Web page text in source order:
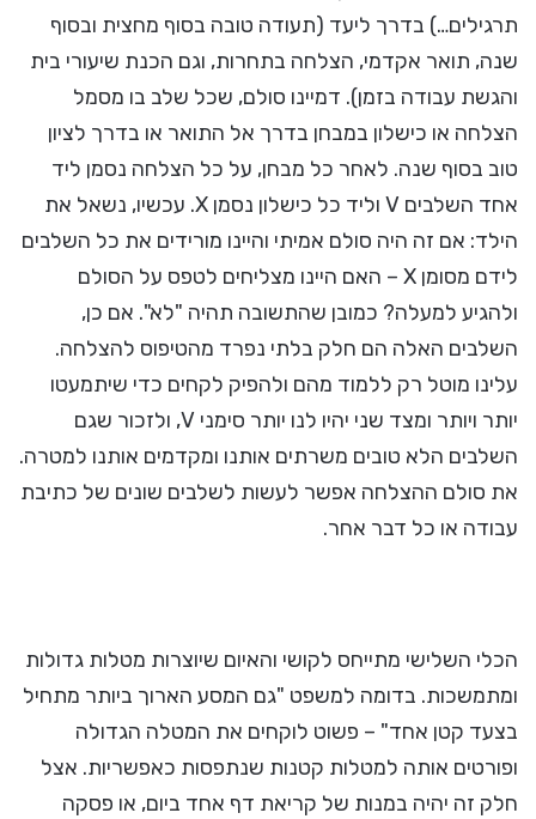
תרגילים…) בדרך ליעד (תעודה טובה בסוף מחצית ובסוף
שנה, תואר אקדמי, הצלחה בתחרות, וגם הכנת שיעורי בית
והגשת עבודה בזמן). דמיינו סולם, שכל שלב בו מסמל
הצלחה או כישלון במבחן בדרך אל התואר או בדרך לציון
טוב בסוף שנה. לאחר כל מבחן, על כל הצלחה נסמן ליד
אחד השלבים V וליד כל כישלון נסמן X. עכשיו, נשאל את
הילד: אם זה היה סולם אמיתי והיינו מורידים את כל השלבים
לידם מסומן X – האם היינו מצליחים לטפס על הסולם
ולהגיע למעלה? כמובן שהתשובה תהיה "לא". אם כן,
השלבים האלה הם חלק בלתי נפרד מהטיפוס להצלחה.
עלינו מוטל רק ללמוד מהם ולהפיק לקחים כדי שיתמעטו
יותר ויותר ומצד שני יהיו לנו יותר סימני V, ולזכור שגם
השלבים הלא טובים משרתים אותנו ומקדמים אותנו למטרה.
את סולם ההצלחה אפשר לעשות לשלבים שונים של כתיבת
עבודה או כל דבר אחר.
הכלי השלישי מתייחס לקושי והאיום שיוצרות מטלות גדולות
ומתמשכות. בדומה למשפט "גם המסע הארוך ביותר מתחיל
בצעד קטן אחד" – פשוט לוקחים את המטלה הגדולה
ופורטים אותה למטלות קטנות שנתפסות כאפשריות. אצל
חלק זה יהיה במנות של קריאת דף אחד ביום, או פסקה